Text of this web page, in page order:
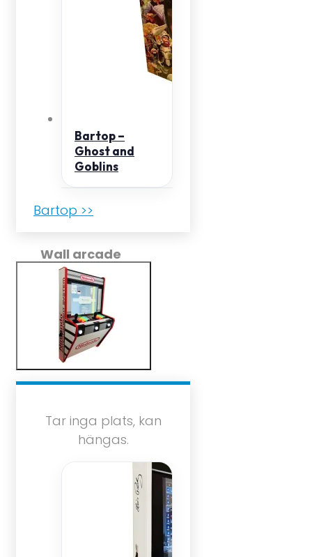
Bartop –
Ghost and
Goblins
Bartop >>
Wall arcade
Tar inga plats, kan
hängas.